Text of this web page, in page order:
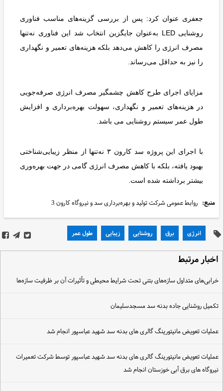
جعفری عنوان کرد: پس از بررسی گزینه‌های مناسب فناوری
روشنایی LED به‌عنوان جایگزین انتخاب شد این فناوری نه‌تنها
مصرف انرژی را کاهش می‌دهد بلکه هزینه‌های تعمیر و نگهداری
را نیز به حداقل می‌رساند.
مزایای اجرای طرح کاهش چشمگیر مصرف انرژی صرفه‌جویی
در هزینه‌های تعمیر و نگهداری، سهولت بهره‌برداری و افزایش
طول عمر سیستم روشنایی می باشد.
با اجرای این پروژه سد کارون ۳ نه‌تنها از منظر زیبایی‌شناختی
بهبود یافته، بلکه با کاهش مصرف انرژی گامی در جهت بهره‌وری
بیشتر برداشته شده است.
منبع: روابط عمومی شرکت تولید و بهره‌برداری سد و نیروگاه کارون 3
انرژی برق روشنایی زیبایی طول عمر
اخبار مرتبط
خرابی‌های متداول سازه‌های بتنی تحت شرایط محیطی و تأثیرات آن بر ظرفیت سازه‌ها
تکمیل روشنایی جاده بدنه سد مسجدسلیمان
عملیات تعویض مانیتورینگ گالری های بدنه سد شهید عباسپور انجام شد
عملیات تعویض مانیتورینگ گالری های بدنه سد شهید عباسپور توسط شرکت تعمیرات
نیروگاه های برق آبی خوزستان انجام شد